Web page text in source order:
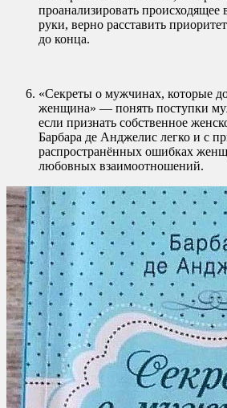
проанализировать происходящее
руки, верно расставить
до конца.
«Секреты о мужчинах, которые
женщина» — понять поступки
если признать собственное
Барбара де Анджелис легко и с
распространённых ошибках
любовных взаимоотношений.